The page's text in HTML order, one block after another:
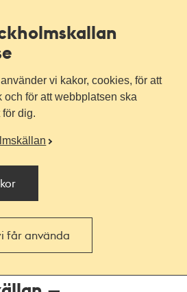
vi kakor, cookies, för att
och för att webbplatsen ska
dig.
får använda